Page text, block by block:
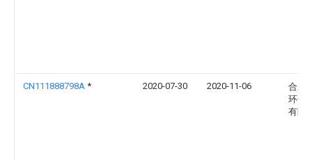
CN111888798A * 2020-07-30 2020-11-06
合肥
环保
有限